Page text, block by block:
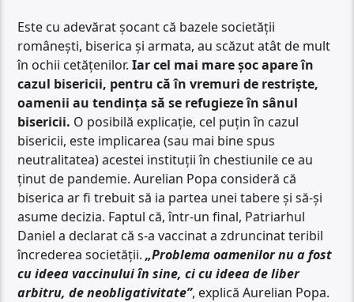
Este cu adevărat șocant că bazele societății
românești, biserica și armata, au scăzut atât de mult
în ochii cetățenilor.Iar cel mai mare șoc apare în
cazul bisericii, pentru că în vremuri de restriște,
oamenii au tendința să se refugieze în sânul
bisericii. O posibilă explicație, cel puțin în cazul
bisericii, este implicarea (sau mai bine spus
neutralitatea) acestei instituții în chestiunile ce au
ținut de pandemie. Aurelian Popa consideră că
biserica ar fi trebuit să ia partea unei tabere și să-și
asume decizia. Faptul că, într-un final, Patriarhul
Daniel a declarat că s-a vaccinat a zdruncinat teribil
încrederea societății.„Problema oamenilor nu a fost
cu ideea vaccinului în sine, ci cu ideea de liber
arbitru, de neobligativitate”, explică Aurelian Popa.